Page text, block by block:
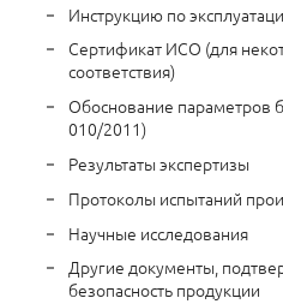
Инструкцию по
Сертификат ИСО (для
соответствия)
Обоснование параметров
010/2011)
Результаты экспертизы
Протоколы испытаний
Научные исследования
Другие документы,
безопасность продукции